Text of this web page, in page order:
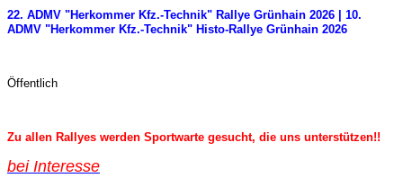
22. ADMV "Herkommer Kfz.-Technik" Rallye Grünhain 2026 | 10.
ADMV "Herkommer Kfz.-Technik" Histo-Rallye Grünhain 2026
Öffentlich
Zu allen Rallyes werden Sportwarte gesucht, die uns unterstützen!!
bei Interesse